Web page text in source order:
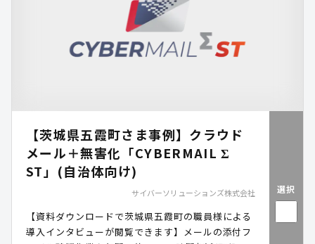
【茨城県五霞町さま事例】クラウド
メール＋無害化「CYBERMAIL Σ
ST」(自治体向け)
サイバーソリューションズ株式会社
【資料ダウンロードで茨城県五霞町の職員様による
導入インタビューが閲覧できます】メールの添付フ
選択